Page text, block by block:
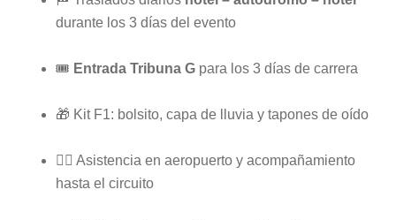
durante los 3 días del evento
🎟️ Entrada Tribuna G para los 3 días de carrera
🎁 Kit F1: bolsito, capa de lluvia y tapones de oído
👨‍✈️ Asistencia en aeropuerto y acompañamiento
hasta el circuito